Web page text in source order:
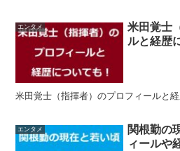
エンタメ
米田覚士
ルと経歴
米田覚士（指揮者）のプロフィールと
エンタメ
関根勤の
ィールや